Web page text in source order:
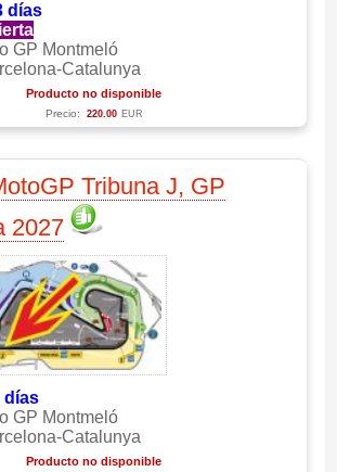
días
GP Montmeló
Catalunya
Producto no disponible
Precio: 220.00 EUR
Tribuna J, GP
2027
días
GP Montmeló
Catalunya
Producto no disponible